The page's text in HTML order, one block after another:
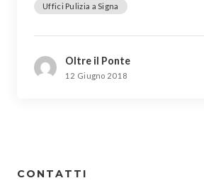
Uffici Pulizia a Signa
Oltre il Ponte
12 Giugno 2018
CONTATTI